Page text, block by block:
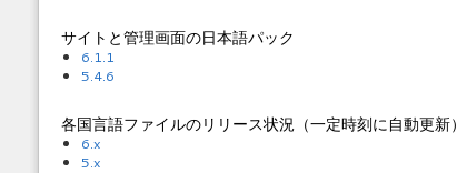
サイトと管理画面の日本語パック
6.1.1
5.4.6
各国言語ファイルのリリース状況（一定時刻に自動更新）
6.x
5.x